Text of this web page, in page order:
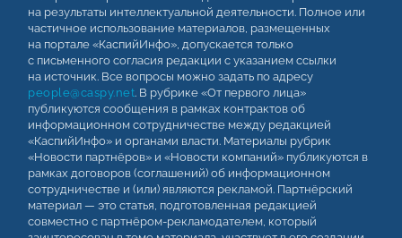
на результаты интеллектуальной деятельности. Полное или
частичное использование материалов, размещенных
на портале «КаспийИнфо», допускается только
с письменного согласия редакции с указанием ссылки
на источник. Все вопросы можно задать по адресу
people@caspy.net. В рубрике «От первого лица»
публикуются сообщения в рамках контрактов об
информационном сотрудничестве между редакцией
«КаспийИнфо» и органами власти. Материалы рубрик
«Новости партнёров» и «Новости компаний» публикуются в
рамках договоров (соглашений) об информационном
сотрудничестве и (или) являются рекламой. Партнёрский
материал — это статья, подготовленная редакцией
совместно с партнёром-рекламодателем, который